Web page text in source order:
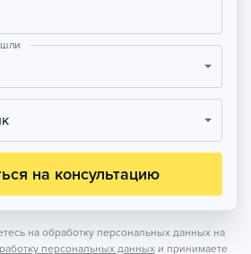
на консультацию
на обработку персональных данных на
персональных данных и принимаете